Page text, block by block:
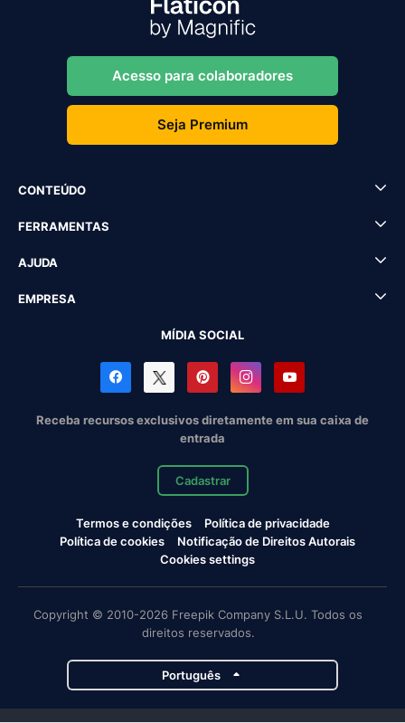
Acesso para colaboradores
Seja Premium
CONTEÚDO
FERRAMENTAS
AJUDA
EMPRESA
MÍDIA SOCIAL
Receba recursos exclusivos diretamente em sua caixa de
entrada
Cadastrar
Termos e condições
Política de privacidade
Política de cookies
Notificação de Direitos Autorais
Cookies settings
Copyright © 2010-2026 Freepik Company S.L.U. Todos os
direitos reservados.
Português